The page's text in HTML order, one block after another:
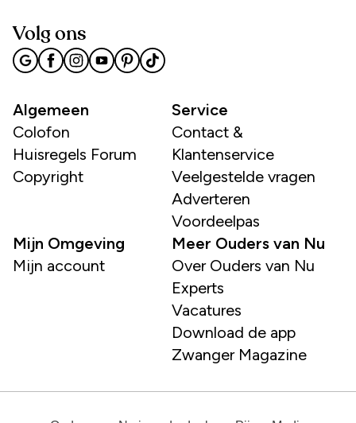
Volg ons
Algemeen
Colofon
Huisregels Forum
Copyright
Service
Contact &
Klantenservice
Veelgestelde vragen
Adverteren
Voordeelpas
Mijn Omgeving
Mijn account
Meer Ouders van Nu
Over Ouders van Nu
Experts
Vacatures
Download de app
Zwanger Magazine